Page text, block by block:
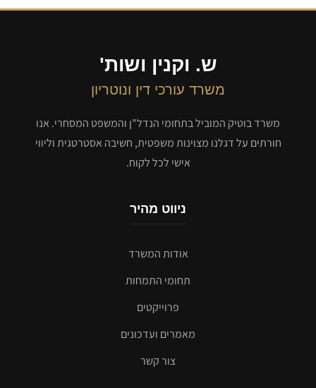
ש. וקנין ושות'
משרד עורכי דין ונוטריון
משרד בוטיק המוביל בתחומי הנדל"ן והמשפט המסחרי. אנו
חורתים על דגלנו מצוינות משפטית, חשיבה אסטרטגית וליווי
אישי לכל לקוח.
ניווט מהיר
אודות המשרד
תחומי התמחות
פרוייקטים
מאמרים ועדכונים
צור קשר